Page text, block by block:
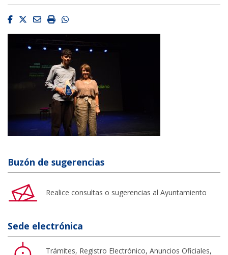
Facebook
Twitter
EmailImprimirWhatsapp
Buzón de sugerencias
Realice consultas o sugerencias al Ayuntamiento
Sede electrónica
Trámites, Registro Electrónico, Anuncios Oficiales,